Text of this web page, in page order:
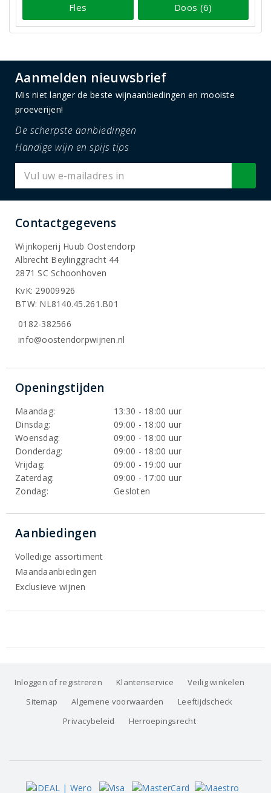
Fles Doos (6)
Aanmelden nieuwsbrief
Mis niet langer de beste wijnaanbiedingen en mooiste
proeverijen!
De scherpste aanbiedingen
Handige wijn en spijs tips
Contactgegevens
Wijnkoperij Huub Oostendorp
Albrecht Beylinggracht 44
2871 SC Schoonhoven
KvK: 29009926
BTW: NL8140.45.261.B01
0182-382566
info@oostendorpwijnen.nl
Openingstijden
Maandag:
13:30 - 18:00 uur
Dinsdag:
09:00 - 18:00 uur
Woensdag:
09:00 - 18:00 uur
Donderdag:
09:00 - 18:00 uur
Vrijdag:
09:00 - 19:00 uur
Zaterdag:
09:00 - 17:00 uur
Zondag:
Gesloten
Aanbiedingen
Volledige assortiment
Maandaanbiedingen
Exclusieve wijnen
Inloggen of registreren Klantenservice
Veilig winkelen
Sitemap
Algemene voorwaarden
Leeftijdscheck
Privacybeleid
Herroepingsrecht